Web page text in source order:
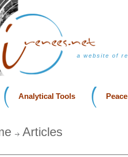
a website of
Analytical Tools
Articles